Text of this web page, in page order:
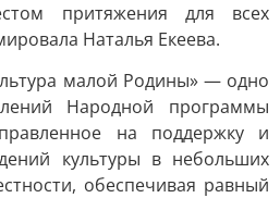
притяжения для всех
Наталья Екеева.
малой Родины» — одно
Народной программы
на поддержку и
культуры в небольших
обеспечивая равный